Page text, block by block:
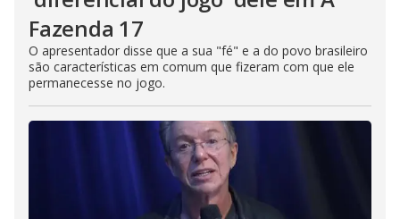
Fazenda 17
O apresentador disse que a sua "fé" e a do povo brasileiro
são características em comum que fizeram com que ele
permanecesse no jogo.